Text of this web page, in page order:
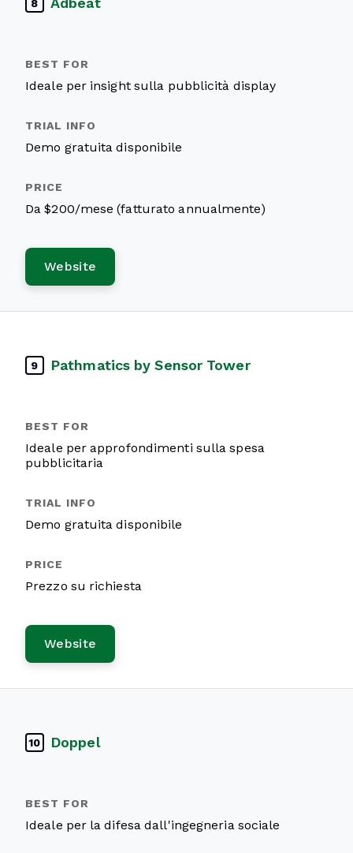
8
Ideale per insight sulla pubblicità display
Demo gratuita disponibile
Da $200/mese (fatturato annualmente)
Website
9 Pathmatics by Sensor Tower
Ideale per approfondimenti sulla spesa
pubblicitaria
Demo gratuita disponibile
Prezzo su richiesta
Website
10 Doppel
Ideale per la difesa dall'ingegneria sociale